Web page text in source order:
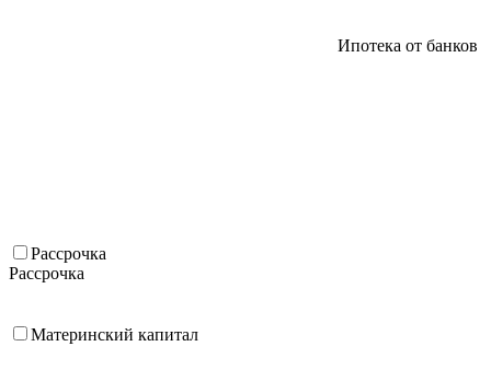
Ипотека от банков
Рассрочка
Рассрочка
Материнский капитал